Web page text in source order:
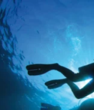
Panneau de gestion des